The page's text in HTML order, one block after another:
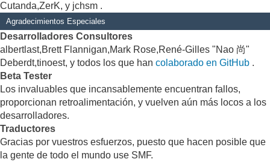
Cutanda,ZerK, y jchsm .
Agradecimientos Especiales
Desarrolladores Consultores
albertlast,Brett Flannigan,Mark Rose,René-Gilles "Nao 尚"
Deberdt,tinoest, y todos los que han colaborado en GitHub .
Beta Tester
Los invaluables que incansablemente encuentran fallos,
proporcionan retroalimentación, y vuelven aún más locos a los
desarrolladores.
Traductores
Gracias por vuestros esfuerzos, puesto que hacen posible que
la gente de todo el mundo use SMF.